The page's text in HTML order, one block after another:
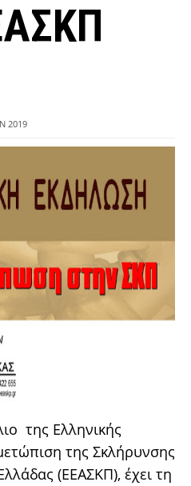
2019
της Ελληνικής
της Σκλήρυνσης
(ΕΕΑΣΚΠ), έχει τη